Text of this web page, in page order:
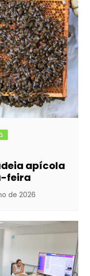
apícola
feira
de 2026